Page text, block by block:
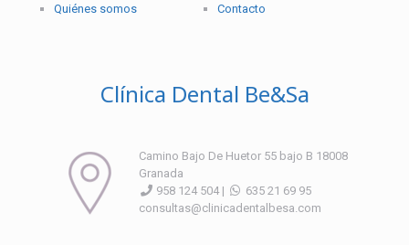
Quiénes somos
Contacto
Clínica Dental Be&Sa
Camino Bajo De Huetor 55 bajo B 18008
Granada
958 124 504 |
635 21 69 95
consultas@clinicadentalbesa.com